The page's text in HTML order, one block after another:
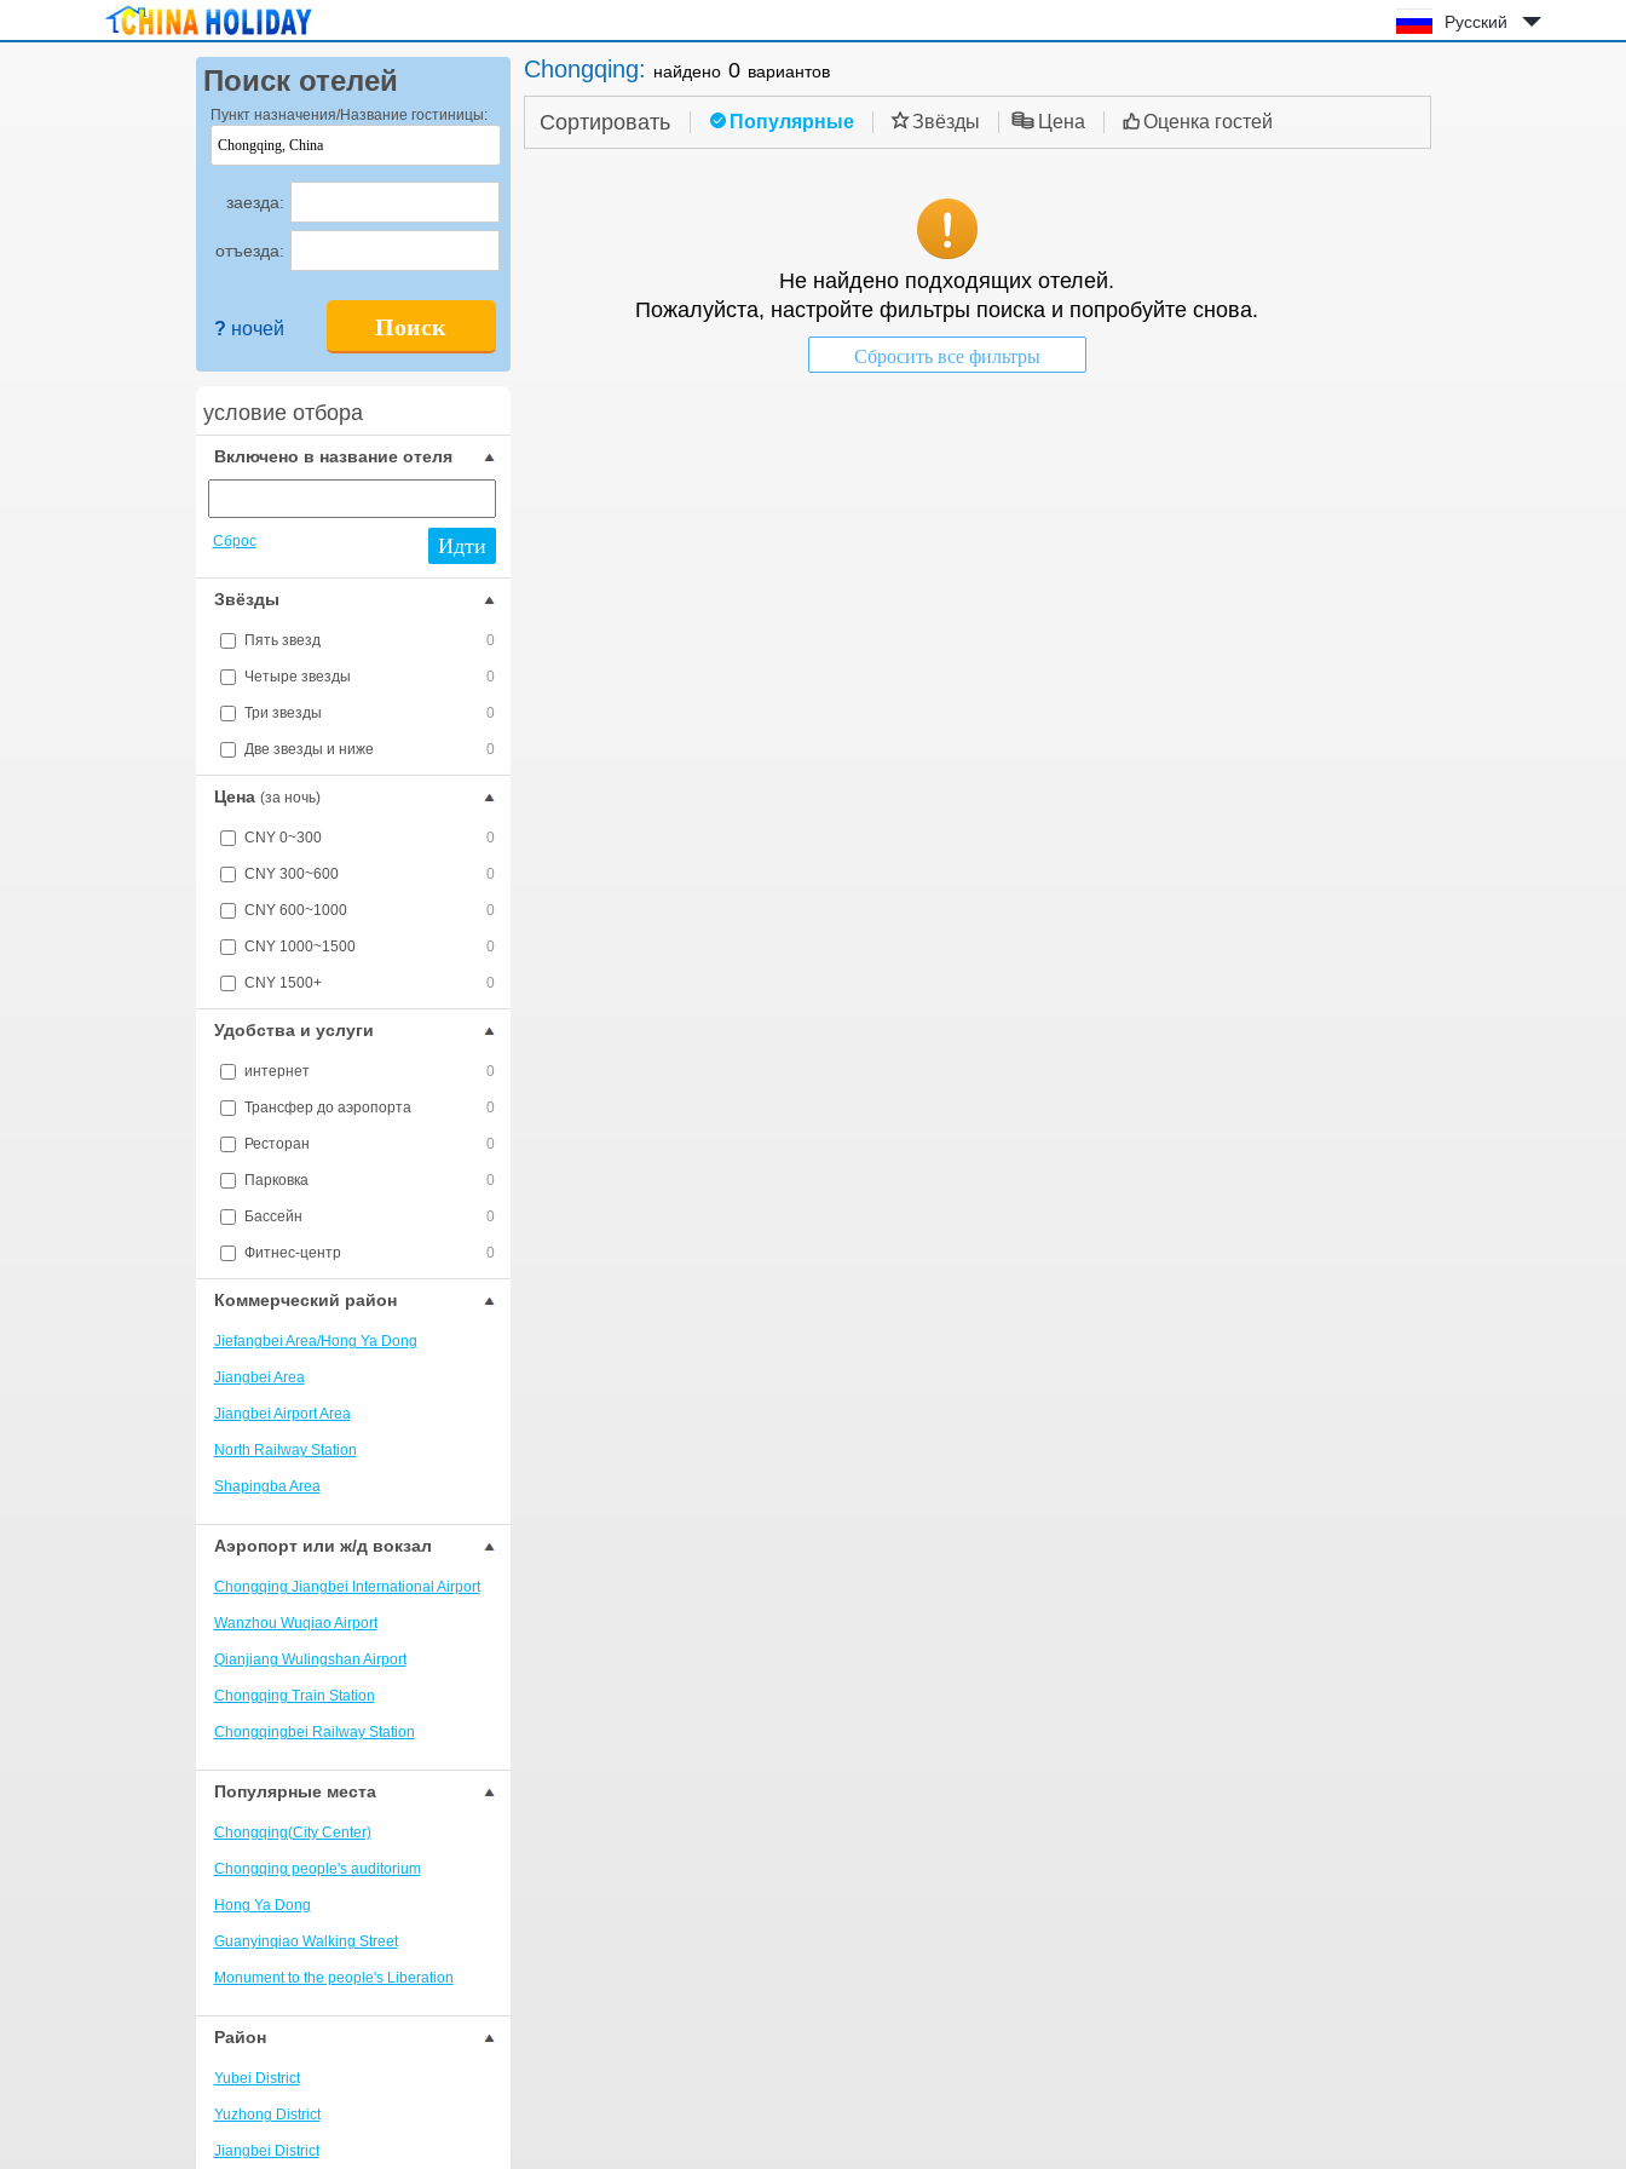
Русский
Поиск отелей
Пункт назначения/Название гостиницы:
заезда:
отъезда:
Поиск
? ночей
условие отбора
Включено в название отеля
Сброс Идти
Звёзды
Пять звезд 0
Четыре звезды 0
Три звезды 0
Две звезды и ниже 0
Цена (за ночь)
CNY 0~300 0
CNY 300~600 0
CNY 600~1000 0
CNY 1000~1500 0
CNY 1500+ 0
Удобства и услуги
интернет 0
Трансфер до аэропорта 0
Ресторан 0
Парковка 0
Бассейн 0
Фитнес-центр 0
Коммерческий район
Jiefangbei Area/Hong Ya Dong
Jiangbei Area
Jiangbei Airport Area
North Railway Station
Shapingba Area
Liangjiang New Area
Nanping
Univerisity Town
Ranjiaba and Longxi
Chongqing West Railway
People's Square Area
Yangjiaping
Chashan Bamboo Sea Resort
Nanbin Road/Danzishi
Hechuan College District
High-tech Development Zone
Fuling station business district
Beibei
Ba'nan
Nanshan district
Bishan
Аэропорт или ж/д вокзал
Chongqing Jiangbei International Airport
Wanzhou Wuqiao Airport
Qianjiang Wulingshan Airport
Chongqing Train Station
Chongqingbei Railway Station
Chongqingxi Railway Station
Shapingba Railway Station
Популярные места
Chongqing(City Center)
Chongqing people's auditorium
Hong Ya Dong
Guanyinqiao Walking Street
Monument to the people's Liberation
Chaotianmen Square
Fairy Mountain National Forest Park
People's Square
Sanxia Square
Район
Yubei District
Yuzhong District
Jiangbei District
Chongqing: найдено 0 вариантов
Сортировать Популярные Звёзды Цена Оценка гостей
Не найдено подходящих отелей.
Пожалуйста, настройте фильтры поиска и попробуйте снова.
Сбросить все фильтры